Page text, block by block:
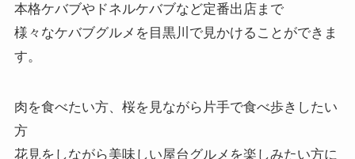
本格ケバブやドネルケバブなど定番出店まで
様々なケバブグルメを目黒川で見かけることができま
す。
肉を食べたい方、桜を見ながら片手で食べ歩きしたい
方
花見をしながら美味しい屋台グルメを楽しみたい方に